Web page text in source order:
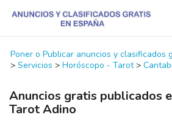
Poner o Publicar anuncios y clasificados
> Servicios > Horóscopo - Tarot >
Anuncios gratis publicados
Tarot Adino